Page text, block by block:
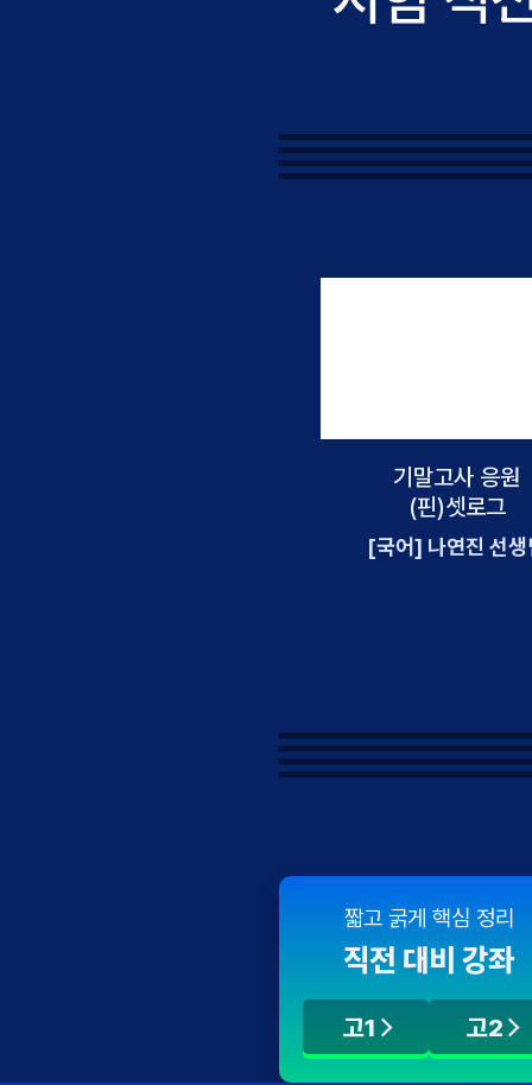
[고2] 종익쌤의 1
기말고사
학습 Tip
짧고 굵게 핵심 정리
직전 대비 강좌
고1 고2